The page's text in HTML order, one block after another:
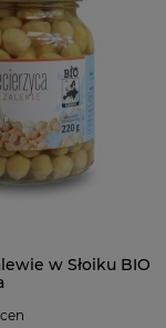
w Słoiku BIO